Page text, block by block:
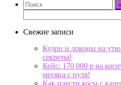
Свежие записи
Кудри и локоны на
секреты!
Кейс: 170 000 р на
месяца с нуля!
Как плести косы с